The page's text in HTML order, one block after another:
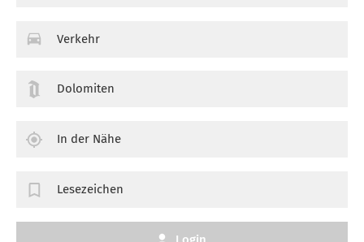
Verkehr
Dolomiten
In der Nähe
Lesezeichen